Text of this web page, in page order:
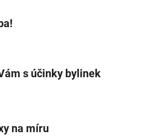
s účinky bylinek
na míru